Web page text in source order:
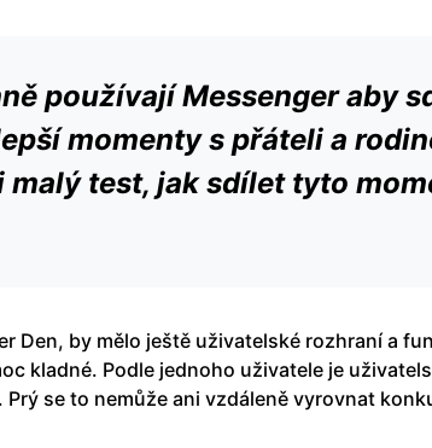
používají Messenger aby
momenty s přáteli a
malý test, jak sdílet tyto
Den, by mělo ještě uživatelské rozhraní a
kladné. Podle jednoho uživatele je
se to nemůže ani vzdáleně vyrovnat